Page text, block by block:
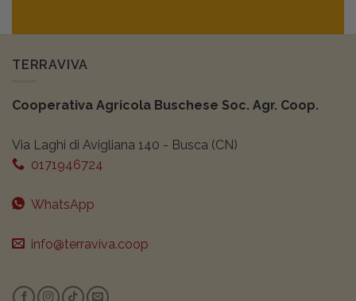
TERRAVIVA
Cooperativa Agricola Buschese Soc. Agr. Coop.
Via Laghi di Avigliana 140 - Busca (CN)
0171946724
WhatsApp
info@terraviva.coop